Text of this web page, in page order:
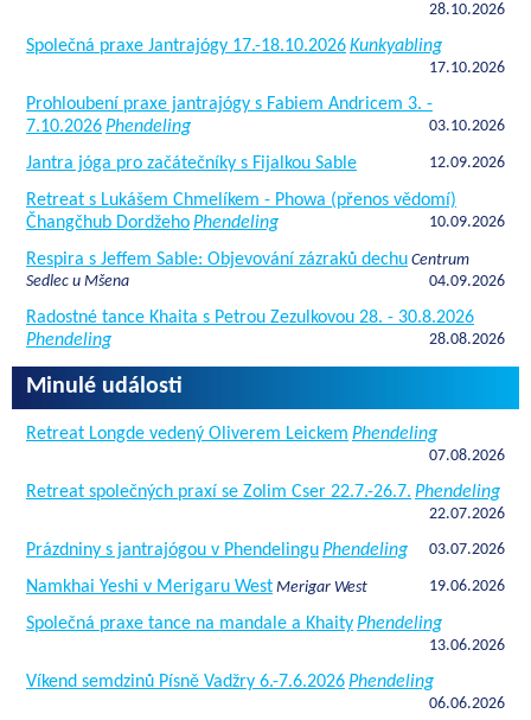
28.10.2026
Společná praxe Jantrajógy 17.-18.10.2026Kunkyabling
17.10.2026
Prohloubení praxe jantrajógy s Fabiem Andricem 3. -
7.10.2026Phendeling 03.10.2026
Jantra jóga pro začátečníky s Fijalkou Sable 12.09.2026
Retreat s Lukášem Chmelíkem - Phowa (přenos vědomí)
Čhangčhub DordžehoPhendeling 10.09.2026
Respira s Jeffem Sable: Objevování zázraků dechu Centrum
Sedlec u Mšena
04.09.2026
Radostné tance Khaita s Petrou Zezulkovou 28. - 30.8.2026
Phendeling
28.08.2026
Minulé události
Retreat Longde vedený Oliverem Leickem Phendeling
07.08.2026
Retreat společných praxí se Zolim Cser 22.7.-26.7. Phendeling
22.07.2026
Prázdniny s jantrajógou v PhendelinguPhendeling 03.07.2026
Namkhai Yeshi v Merigaru West Merigar West 19.06.2026
Společná praxe tance na mandale a KhaityPhendeling
13.06.2026
Víkend semdzinů Písně Vadžry 6.-7.6.2026Phendeling
06.06.2026